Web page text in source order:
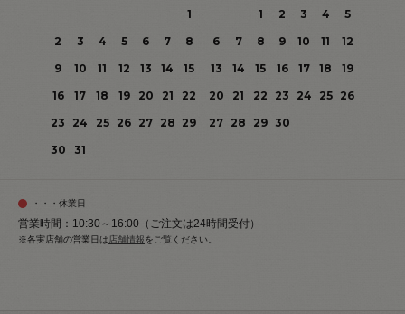
1
2
3 4 5 6 7
8
9
10 11 12 13 14
15
16
17 18 19 20 21
22
23
24 25 26 27 28 29
30
31
1 2 3 4
5
6
7 8 9 10 11
12
13
14 15 16 17 18
19
20
21 22 23 24 25
26
27 28 29 30
・・・休業日
営業時間：10:30～16:00（ご注文は24時間受付）
※各実店舗の営業日は 店舗情報をご覧ください。